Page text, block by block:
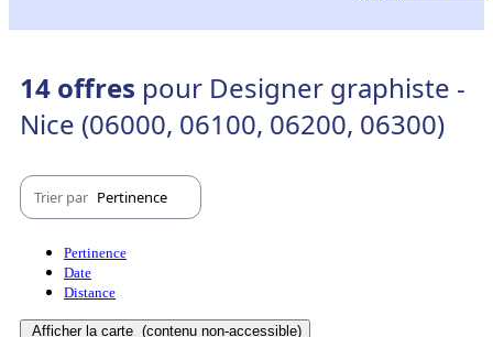
14 offres pour Designer graphiste -
Nice (06000, 06100, 06200, 06300)
Trier par Pertinence
Pertinence
Date
Distance
Afficher la carte (contenu non-accessible)